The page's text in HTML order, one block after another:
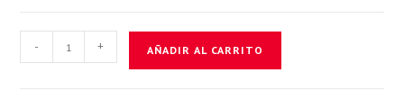
de
- + AÑADIR AL CARRITO